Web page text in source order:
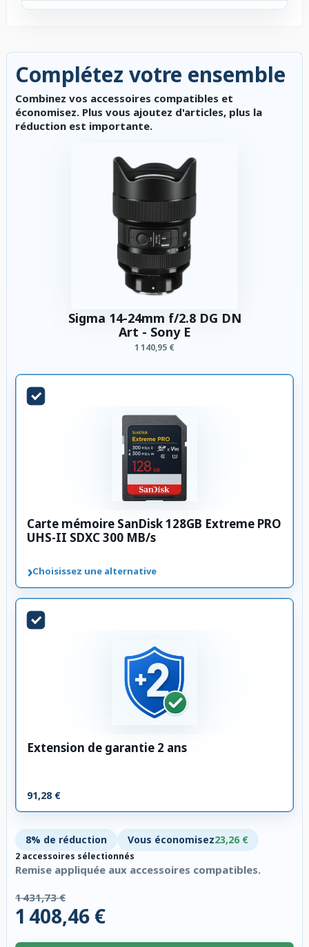
Complétez votre ensemble
Combinez vos accessoires compatibles et
économisez. Plus vous ajoutez d'articles, plus la
réduction est importante.
Sigma 14-24mm f/2.8 DG DN
Art - Sony E
1 140,95 €
Carte mémoire SanDisk 128GB Extreme PRO
UHS-II SDXC 300 MB/s
›Choisissez une alternative
Extension de garantie 2 ans
91,28 €
8% de réduction Vous économisez23,26 €
2 accessoires sélectionnés
Remise appliquée aux accessoires compatibles.
1 431,73 €
1 408,46 €